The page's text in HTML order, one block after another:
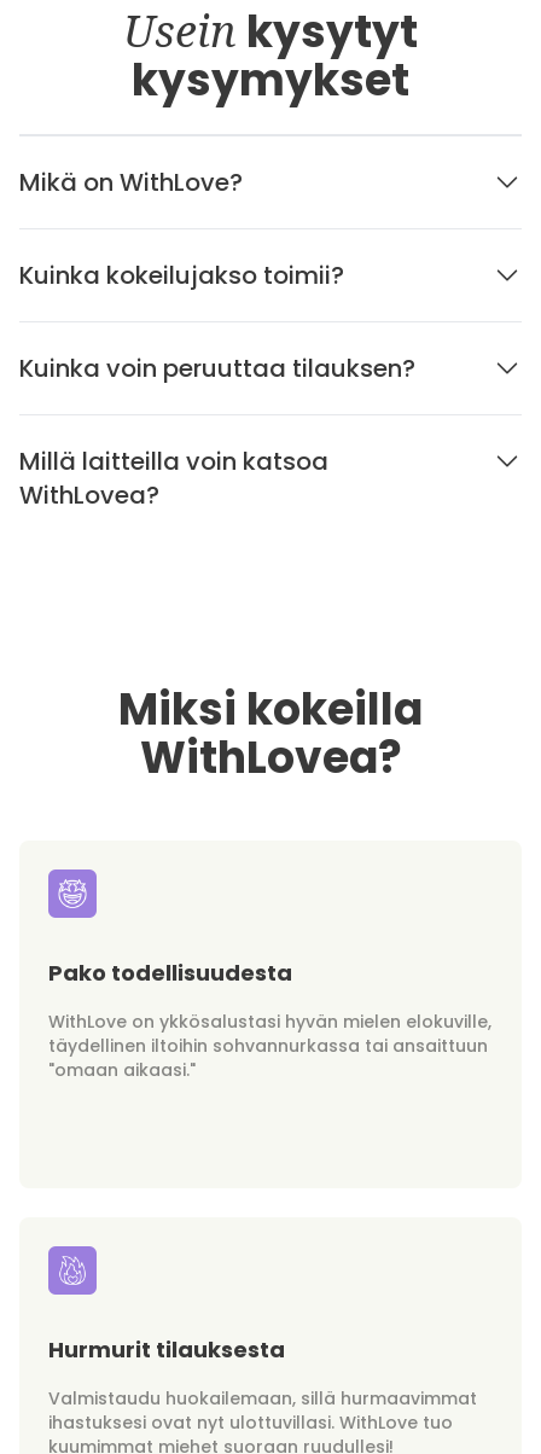
Usein kysytyt
kysymykset
Mikä on WithLove?
Kuinka kokeilujakso toimii?
Kuinka voin peruuttaa tilauksen?
Millä laitteilla voin katsoa
WithLovea?
Miksi kokeilla
WithLovea?
Pako todellisuudesta
WithLove on ykkösalustasi hyvän mielen elokuville,
täydellinen iltoihin sohvannurkassa tai ansaittuun
"omaan aikaasi."
Hurmurit tilauksesta
Valmistaudu huokailemaan, sillä hurmaavimmat
ihastuksesi ovat nyt ulottuvillasi. WithLove tuo
kuumimmat miehet suoraan ruudullesi!